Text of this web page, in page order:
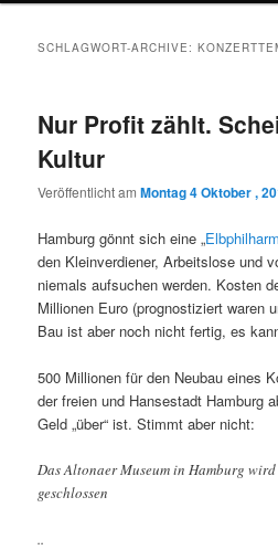
SCHLAGWORT-ARCHIVE:
Nur Profit zählt.
Kultur
Veröffentlicht amMontag 4 Oktober ,
Hamburg gönnt sich eine „
den Kleinverdiener, Arbeitslose und
niemals aufsuchen werden. Kosten
Millionen Euro (prognostiziert waren
Bau ist aber noch nicht fertig, es
500 Millionen für den Neubau eines
der freien und Hansestadt Hamburg
Geld „über“ ist. Stimmt aber nicht:
Das Altonaer Museum in Hamburg
geschlossen
..